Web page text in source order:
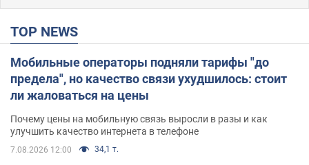
TOP NEWS
Мобильные операторы подняли тарифы "до
предела", но качество связи ухудшилось: стоит
ли жаловаться на цены
Почему цены на мобильную связь выросли в разы и как
улучшить качество интернета в телефоне
7.08.2026 12:00 34,1 т.